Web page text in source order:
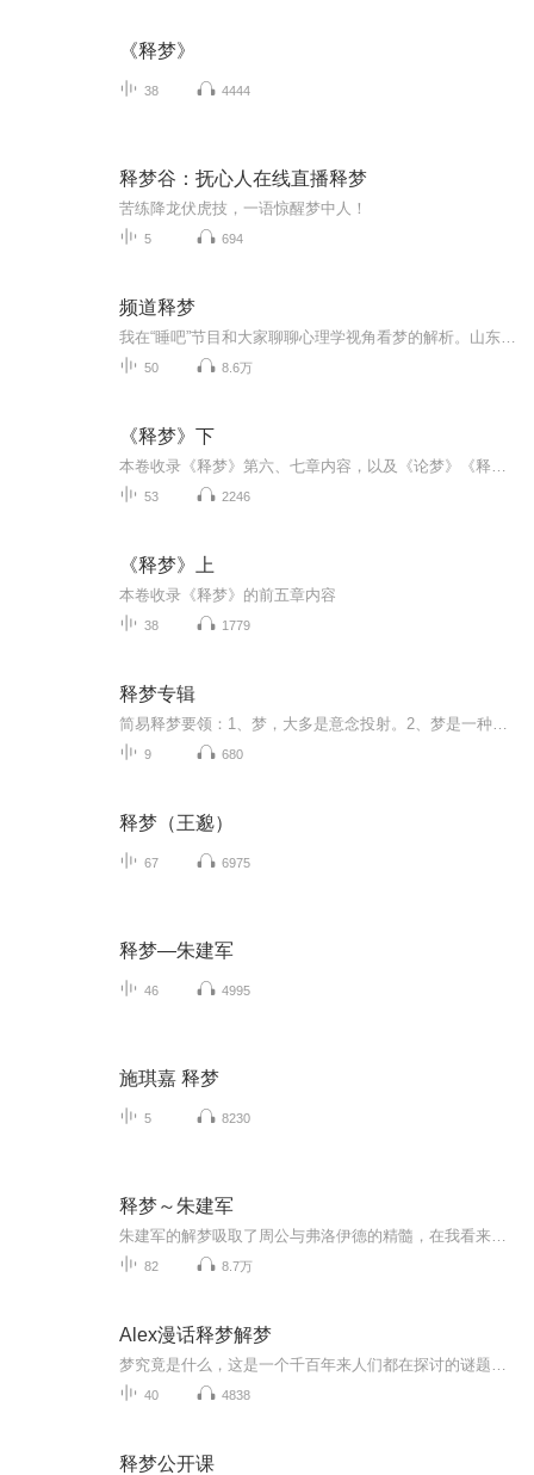
《释梦》
38 4444
释梦谷：抚心人在线直播释梦
苦练降龙伏虎技，一语惊醒梦中人！
5 694
频道释梦
50 8.6万
《释梦》下
53 2246
《释梦》上
本卷收录《释梦》的前五章内容
38 1779
释梦专辑
9 680
释梦（王邈）
67 6975
释梦—朱建军
46 4995
施琪嘉 释梦
5 8230
释梦～朱建军
82 8.7万
Alex漫话释梦解梦
40 4838
释梦公开课